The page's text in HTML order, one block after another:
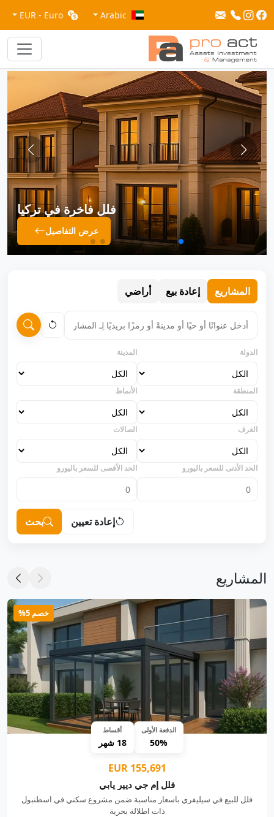
Arabic
EUR - Euro
فلل فاخرة في تركيا
عرض التفاصيل
المشاريع إعادة بيع أراضي
الدولة المدينة
المنطقة الأنماط
الغرف الصالات
الحد الأدنى للسعر باليورو الحد الأقصى للسعر باليورو
إعادة تعيين بحث
المشاريع
خصم 5%
الدفعة الأولى
50%
أقساط
18 شهر
155,691 EUR
فلل إم جي ديير يابي
فلل للبيع في سيليفري باسعار مناسبة ضمن مشروع سكني في اسطنبول
ذات اطلالة بحرية